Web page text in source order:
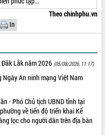
Theo chinhphu.vn
In
Lắk năm 2026 (05/08/2026, 11:17)
An ninh mạng Việt Nam
- Phó Chủ tịch UBND tỉnh tại
về tiến độ triển khai Kế
lọc cho người dân trên địa bàn